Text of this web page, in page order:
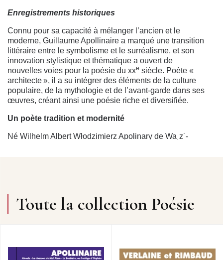
Enregistrements historiques
Connu pour sa capacité à mélanger l’ancien et le
moderne, Guillaume Apollinaire a marqué une transition
littéraire entre le symbolisme et le surréa­lisme, et son
innovation stylistique et thématique a ouvert de
nouvelles voies pour la poésie du xxe siècle. Poète «
architecte », il a su intégrer des éléments de la culture
populaire, de la mythologie et de l’avant-garde dans ses
œuvres, créant ainsi une poésie riche et diversifiée.
Un poète tradition et modernité
Né Wilhelm Albert Włodzimierz Apolinary de Wa˛z˙-
l’Europe. À Paris, il s’est rapidement intégré dans les
cercles littéraires et artistiques, devenant une figure
centrale du mouvement avant-gardiste.
1914. En 1916, il est gravement blessé à la tête par un
Toute la collection Poésie